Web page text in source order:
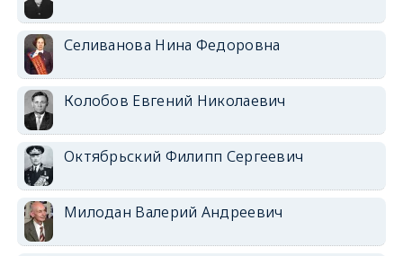
Селиванова Нина Федоровна
Колобов Евгений Николаевич
Октябрьский Филипп Сергеевич
Милодан Валерий Андреевич